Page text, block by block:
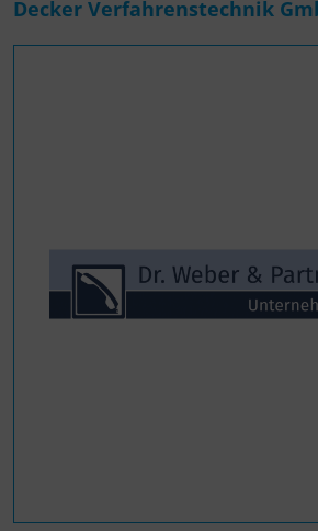
Decker Verfahrenstechnik